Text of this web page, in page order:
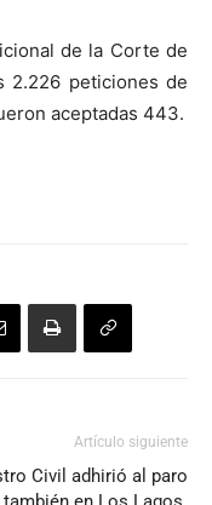
de la Corte de
2.226 peticiones de
aceptadas 443.
Artículo siguiente
Civil adhirió al paro